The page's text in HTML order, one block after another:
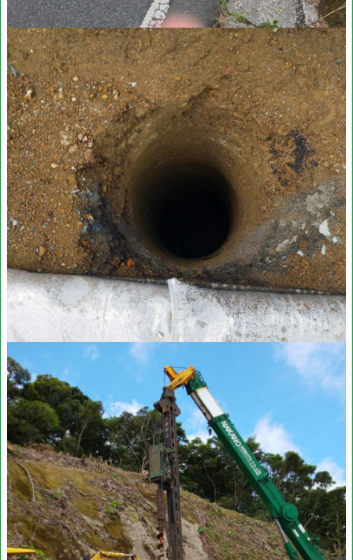
改
良
工
事
（R
6
-
1
工
区）
3.
西
日
本
道
川
橋
下
部
工
4.
谷
山
第
三